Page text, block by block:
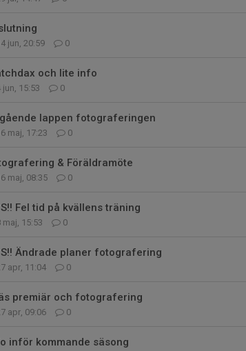
jun, 20:59 0
och lite info
jun, 15:53 0
lappen fotograferingen
maj, 17:23 0
& Föräldramöte
maj, 08:35 0
Fel tid på kvällens träning
maj, 15:53 0
Ändrade planer fotografering
apr, 11:04 0
premiär och fotografering
apr, 09:06 0
inför kommande säsong